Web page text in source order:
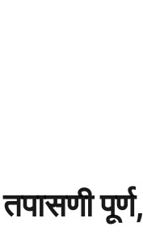
पूर्ण,